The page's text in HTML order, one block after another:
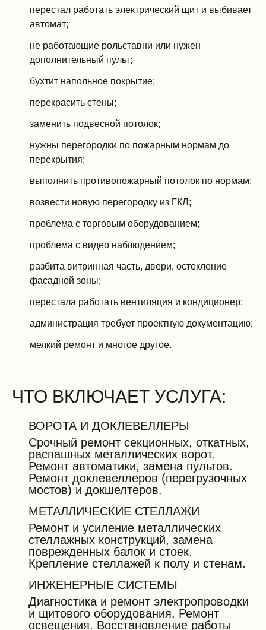
перестал работать электрический щит и выбивает
автомат;
не работающие рольставни или нужен
дополнительный пульт;
бухтит напольное покрытие;
перекрасить стены;
заменить подвесной потолок;
нужны перегородки по пожарным нормам до
перекрытия;
выполнить противопожарный потолок по нормам;
возвести новую перегородку из ГКЛ;
проблема с торговым оборудованием;
проблема с видео наблюдением;
разбита витринная часть, двери, остекление
фасадной зоны;
перестала работать вентиляция и кондиционер;
администрация требует проектную документацию;
мелкий ремонт и многое другое.
ЧТО ВКЛЮЧАЕТ УСЛУГА:
ВОРОТА И ДОКЛЕВЕЛЛЕРЫ
Срочный ремонт секционных, откатных,
распашных металлических ворот.
Ремонт автоматики, замена пультов.
Ремонт доклевеллеров (перегрузочных
мостов) и докшелтеров.
МЕТАЛЛИЧЕСКИЕ СТЕЛЛАЖИ
Ремонт и усиление металлических
стеллажных конструкций, замена
поврежденных балок и стоек.
Крепление стеллажей к полу и стенам.
ИНЖЕНЕРНЫЕ СИСТЕМЫ
Диагностика и ремонт электропроводки
и щитового оборудования. Ремонт
освещения. Восстановление работы